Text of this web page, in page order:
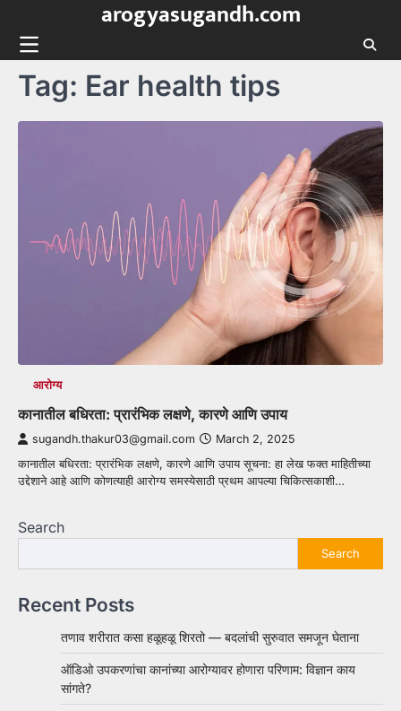
content
arogyasugandh.com
Tag: Ear health tips
आरोग्य
कानातील बधिरता: प्रारंभिक लक्षणे, कारणे आणि उपाय
sugandh.thakur03@gmail.com March 2, 2025
कानातील बधिरता: प्रारंभिक लक्षणे, कारणे आणि उपाय सूचना: हा लेख फक्त माहितीच्या
उद्देशाने आहे आणि कोणत्याही आरोग्य समस्येसाठी प्रथम आपल्या चिकित्सकाशी…
Search
Search
Recent Posts
तणाव शरीरात कसा हळूहळू शिरतो — बदलांची सुरुवात समजून घेताना
ऑडिओ उपकरणांचा कानांच्या आरोग्यावर होणारा परिणाम: विज्ञान काय
सांगते?